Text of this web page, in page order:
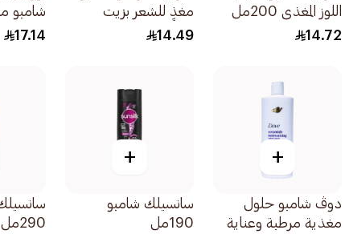
اللوز المغذي 200مل
14.72
مغذٍ للشعر بزيت
الزيتون 200مل
14.49
شامبو
للشعر
17.14
+
دوڤ شامبو حلول
مغذية مرطبة وعناية
+
سانسيلك شامبو
190مل
290مل